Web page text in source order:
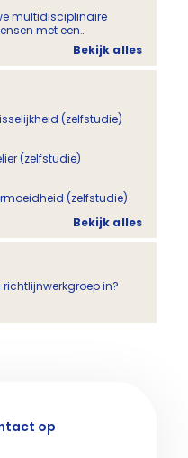
multidisciplinaire
met een
Bekijk alles
(zelfstudie)
(zelfstudie)
(zelfstudie)
Bekijk alles
in?
op